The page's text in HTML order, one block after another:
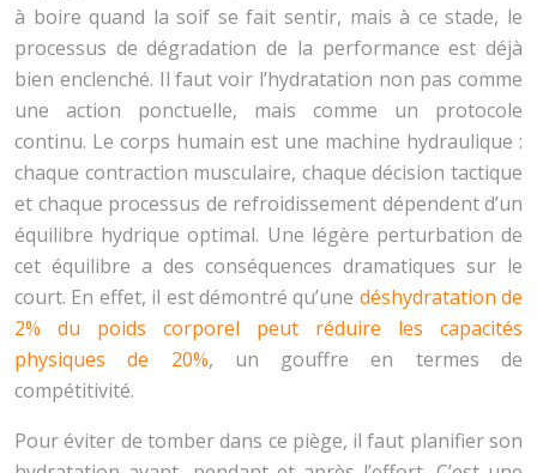
à boire quand la soif se fait sentir, mais à ce stade, le
processus de dégradation de la performance est déjà
bien enclenché. Il faut voir l’hydratation non pas comme
une action ponctuelle, mais comme un protocole
continu. Le corps humain est une machine hydraulique :
chaque contraction musculaire, chaque décision tactique
et chaque processus de refroidissement dépendent d’un
équilibre hydrique optimal. Une légère perturbation de
cet équilibre a des conséquences dramatiques sur le
court. En effet, il est démontré qu’une déshydratation de
2% du poids corporel peut réduire les capacités
physiques de 20%, un gouffre en termes de
compétitivité.
Pour éviter de tomber dans ce piège, il faut planifier son